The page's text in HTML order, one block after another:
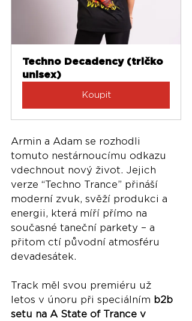
Techno Decadency (tričko
unisex)
Koupit
Armin a Adam se rozhodli
tomuto nestárnoucímu odkazu
vdechnout nový život. Jejich
verze “Techno Trance” přináší
moderní zvuk, svěží produkci a
energii, která míří přímo na
současné taneční parkety – a
přitom ctí původní atmosféru
devadesátek.
Track měl svou premiéru už
letos v únoru při speciálním b2b
setu na A State of Trance v